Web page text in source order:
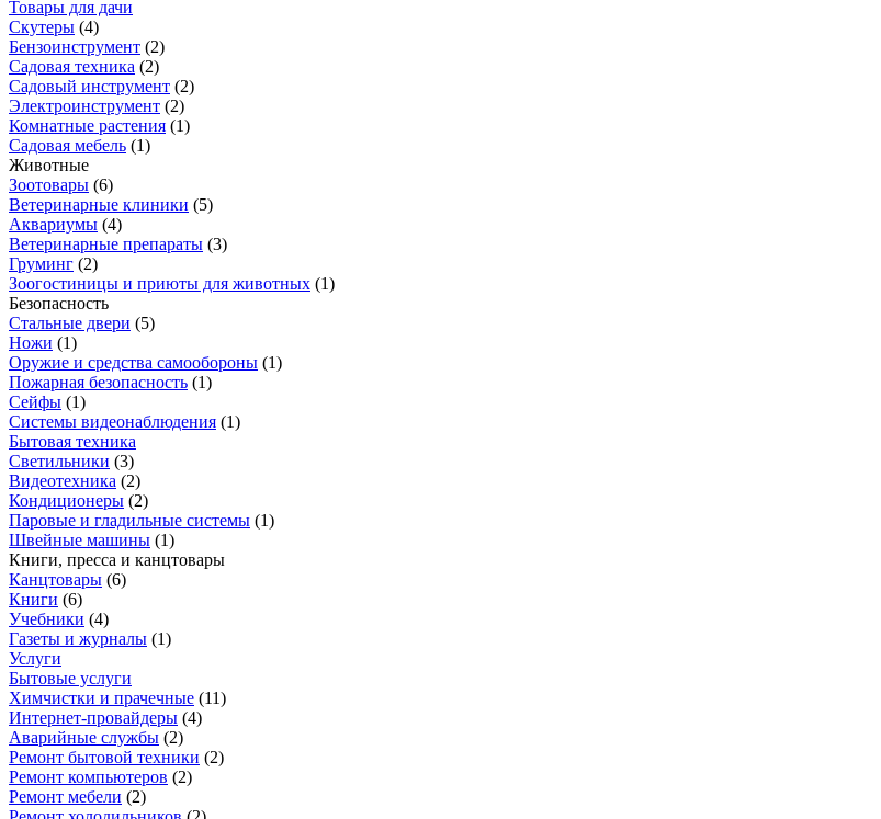
Товары для дачи
Скутеры (4)
Бензоинструмент (2)
Садовая техника (2)
Садовый инструмент (2)
Электроинструмент (2)
Комнатные растения (1)
Садовая мебель (1)
Животные
Зоотовары (6)
Ветеринарные клиники (5)
Аквариумы (4)
Ветеринарные препараты (3)
Груминг (2)
Зоогостиницы и приюты для животных (1)
Безопасность
Стальные двери (5)
Ножи (1)
Оружие и средства самообороны (1)
Пожарная безопасность (1)
Сейфы (1)
Системы видеонаблюдения (1)
Бытовая техника
Светильники (3)
Видеотехника (2)
Кондиционеры (2)
Паровые и гладильные системы (1)
Швейные машины (1)
Книги, пресса и канцтовары
Канцтовары (6)
Книги (6)
Учебники (4)
Газеты и журналы (1)
Услуги
Бытовые услуги
Химчистки и прачечные (11)
Интернет-провайдеры (4)
Аварийные службы (2)
Ремонт бытовой техники (2)
Ремонт компьютеров (2)
Ремонт мебели (2)